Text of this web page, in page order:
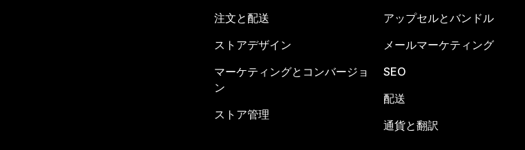
注文と配送
ストアデザイン
マーケティングとコンバージョ
ン
ストア管理
アップセルとバンドル
メールマーケティング
SEO
配送
通貨と翻訳